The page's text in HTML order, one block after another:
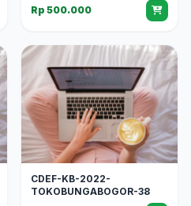
Rp 500.000
CDEF-KB-2022-
TOKOBUNGABOGOR-38